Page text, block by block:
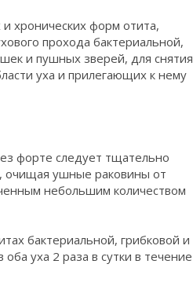
хронических форм отита,
прохода бактериальной,
и пушных зверей, для снятия
уха и прилегающих к нему
форте следует тщательно
очищая ушные раковины от
небольшим количеством
бактериальной, грибковой и
уха 2 раза в сутки в течение